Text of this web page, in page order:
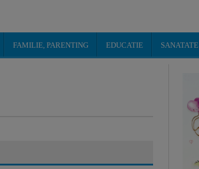
FAMILIE, PARENTING EDUCATIE SANATATE